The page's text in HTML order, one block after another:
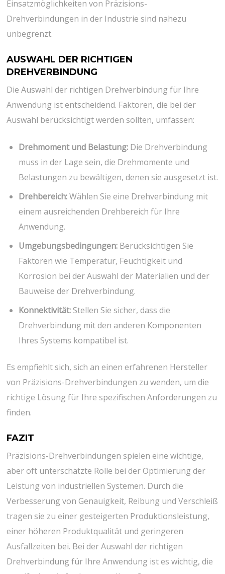
Einsatzmöglichkeiten von Präzisions-
Drehverbindungen in der Industrie sind nahezu
unbegrenzt.
AUSWAHL DER RICHTIGEN
DREHVERBINDUNG
Die Auswahl der richtigen Drehverbindung für Ihre
Anwendung ist entscheidend. Faktoren, die bei der
Auswahl berücksichtigt werden sollten, umfassen:
Drehmoment und Belastung: Die Drehverbindung
muss in der Lage sein, die Drehmomente und
Belastungen zu bewältigen, denen sie ausgesetzt ist.
Drehbereich:Wählen Sie eine Drehverbindung mit
einem ausreichenden Drehbereich für Ihre
Anwendung.
Umgebungsbedingungen: Berücksichtigen Sie
Faktoren wie Temperatur, Feuchtigkeit und
Korrosion bei der Auswahl der Materialien und der
Bauweise der Drehverbindung.
Konnektivität: Stellen Sie sicher, dass die
Drehverbindung mit den anderen Komponenten
Ihres Systems kompatibel ist.
Es empfiehlt sich, sich an einen erfahrenen Hersteller
von Präzisions-Drehverbindungen zu wenden, um die
richtige Lösung für Ihre spezifischen Anforderungen zu
finden.
FAZIT
Präzisions-Drehverbindungen spielen eine wichtige,
aber oft unterschätzte Rolle bei der Optimierung der
Leistung von industriellen Systemen. Durch die
Verbesserung von Genauigkeit, Reibung und Verschleiß
tragen sie zu einer gesteigerten Produktionsleistung,
einer höheren Produktqualität und geringeren
Ausfallzeiten bei. Bei der Auswahl der richtigen
Drehverbindung für Ihre Anwendung ist es wichtig, die